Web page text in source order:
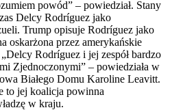
powód” – powiedział. Stany
Delcy Rodríguez jako
Trump opisuje Rodríguez jako
oskarżona przez amerykańskie
Rodríguez i jej zespół bardzo
Zjednoczonymi” – powiedziała w
Białego Domu Karoline Leavitt.
to jej koalicja powinna
w kraju.